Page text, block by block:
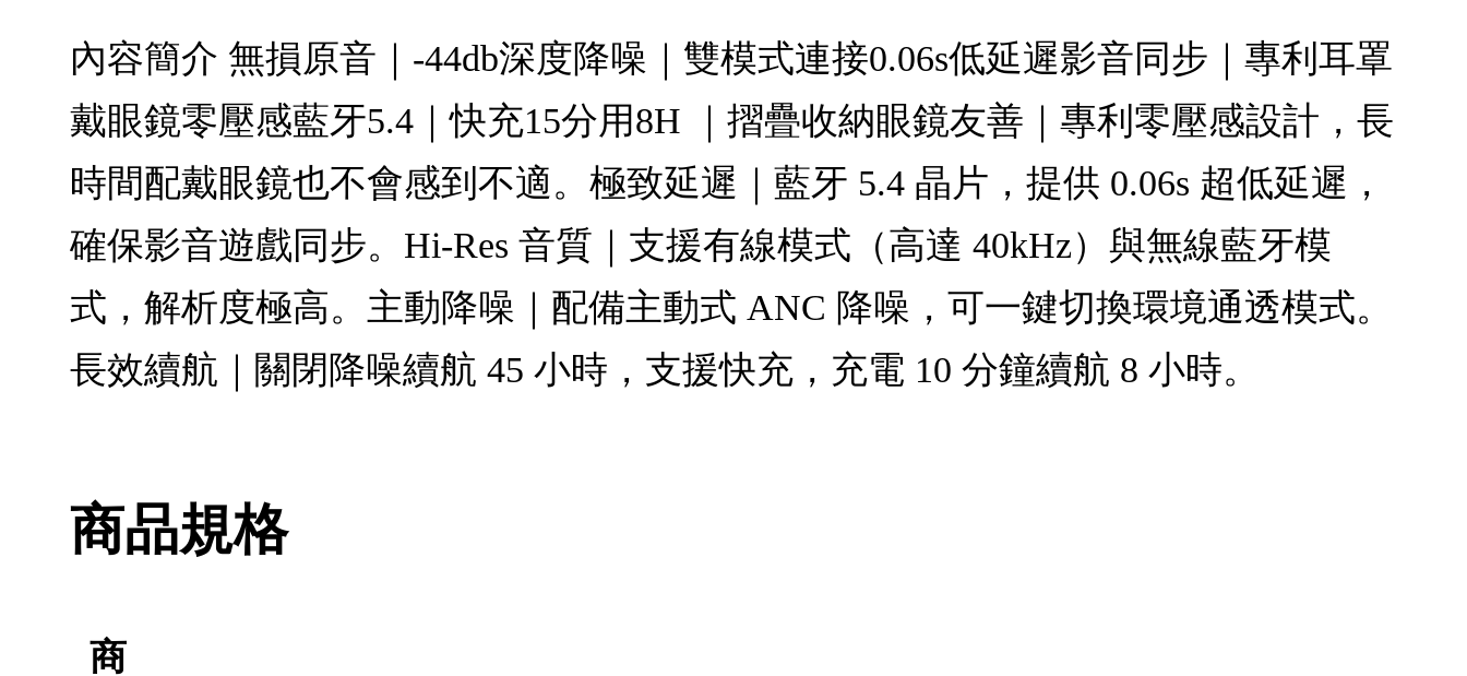
內容簡介 無損原音｜-44db深度降噪｜雙模式連接0.06s低延遲影音同步｜專利耳罩
戴眼鏡零壓感藍牙5.4｜快充15分用8H ｜摺疊收納眼鏡友善｜專利零壓感設計，長
時間配戴眼鏡也不會感到不適。極致延遲｜藍牙 5.4 晶片，提供 0.06s 超低延遲，
確保影音遊戲同步。Hi-Res 音質｜支援有線模式（高達 40kHz）與無線藍牙模
式，解析度極高。主動降噪｜配備主動式 ANC 降噪，可一鍵切換環境通透模式。
長效續航｜關閉降噪續航 45 小時，支援快充，充電 10 分鐘續航 8 小時。
商品規格
商